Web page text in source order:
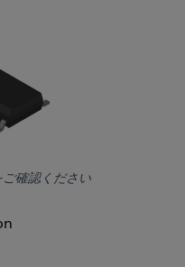
確認ください